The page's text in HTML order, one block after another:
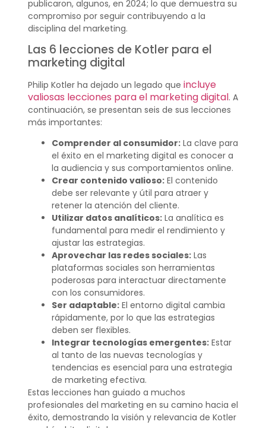
publicaron, algunos, en 2024; lo que demuestra su
compromiso por seguir contribuyendo a la
disciplina del marketing.
Las 6 lecciones de Kotler para el
marketing digital
Philip Kotler ha dejado un legado que incluye
valiosas lecciones para el marketing digital. A
continuación, se presentan seis de sus lecciones
más importantes:
Comprender al consumidor:La clave para
el éxito en el marketing digital es conocer a
la audiencia y sus comportamientos online.
Crear contenido valioso:El contenido
debe ser relevante y útil para atraer y
retener la atención del cliente.
Utilizar datos analíticos:La analítica es
fundamental para medir el rendimiento y
ajustar las estrategias.
Aprovechar las redes sociales:Las
plataformas sociales son herramientas
poderosas para interactuar directamente
con los consumidores.
Ser adaptable:El entorno digital cambia
rápidamente, por lo que las estrategias
deben ser flexibles.
Integrar tecnologías emergentes:Estar
al tanto de las nuevas tecnologías y
tendencias es esencial para una estrategia
de marketing efectiva.
Estas lecciones han guiado a muchos
profesionales del marketing en su camino hacia el
éxito, demostrando la visión y relevancia de Kotler